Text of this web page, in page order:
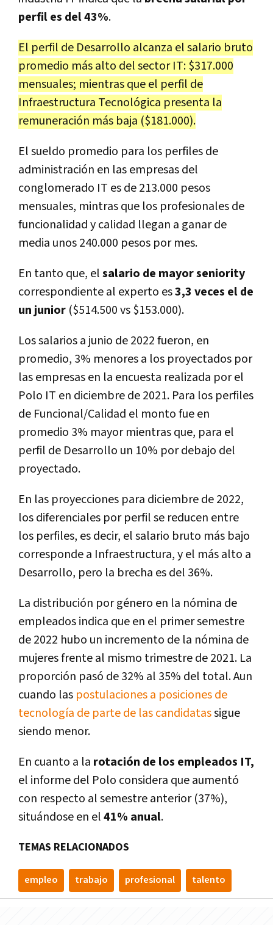
perfil es del 43%.
El perfil de Desarrollo alcanza el salario bruto
promedio más alto del sector IT: $317.000
mensuales; mientras que el perfil de
Infraestructura Tecnológica presenta la
remuneración más baja ($181.000).
El sueldo promedio para los perfiles de
administración en las empresas del
conglomerado IT es de 213.000 pesos
mensuales, mintras que los profesionales de
funcionalidad y calidad llegan a ganar de
media unos 240.000 pesos por mes.
En tanto que, elsalario de mayor seniority
correspondiente al experto es3,3 veces el de
un junior ($514.500 vs $153.000).
Los salarios a junio de 2022 fueron, en
promedio, 3% menores a los proyectados por
las empresas en la encuesta realizada por el
Polo IT en diciembre de 2021. Para los perfiles
de Funcional/Calidad el monto fue en
promedio 3% mayor mientras que, para el
perfil de Desarrollo un 10% por debajo del
proyectado.
En las proyecciones para diciembre de 2022,
los diferenciales por perfil se reducen entre
los perfiles, es decir, el salario bruto más bajo
corresponde a Infraestructura, y el más alto a
Desarrollo, pero la brecha es del 36%.
La distribución por género en la nómina de
empleados indica que en el primer semestre
de 2022 hubo un incremento de la nómina de
mujeres frente al mismo trimestre de 2021. La
proporción pasó de 32% al 35% del total. Aun
cuando las postulaciones a posiciones de
tecnología de parte de las candidatassigue
siendo menor.
En cuanto a la rotación de los empleados IT,
el informe del Polo considera que aumentó
con respecto al semestre anterior (37%),
situándose en el41% anual.
TEMAS RELACIONADOS
empleo trabajo profesional talento